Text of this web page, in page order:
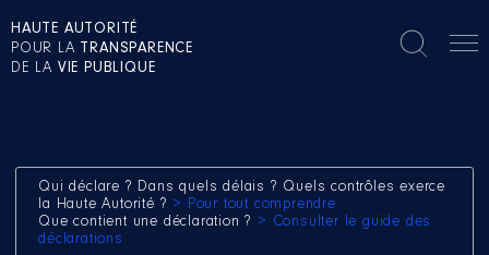
HAUTE AUTORITÉ
POUR LA TRANSPARENCE
DE LA VIE PUBLIQUE
Qui déclare ? Dans quels délais ? Quels contrôles exerce
la Haute Autorité ? > Pour tout comprendre
Que contient une déclaration ? > Consulter le guide des
déclarations